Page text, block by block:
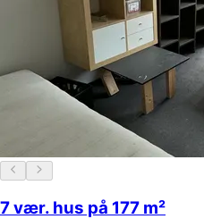
7 vær. hus på 177 m²